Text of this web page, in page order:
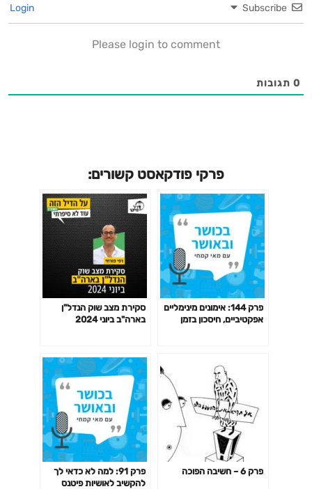
Subscribe
Please login to comment
0 תגובות
פרקי פודקאסט קשורים:
פרק 144: אימונים מינימליים
אפקטיביים, חיסכון בזמן
סקירת מצב שוק הנדל"ן
בארה"ב ביוני 2024
פרק 6 – חשיבה הפוכה
פרק 91: למה לא כדאי לך
להקשיב לאושיות פיטנס